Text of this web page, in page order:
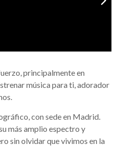
principalmente en
música para ti, adorador
con sede en Madrid.
más amplio espectro y
sin olvidar que vivimos en la